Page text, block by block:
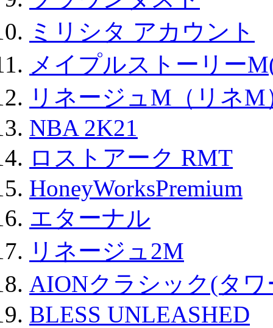
ミリシタ アカウント
メイプルストーリー
リネージュM（リネM
NBA 2K21
ロストアーク RMT
HoneyWorksPremium
エターナル
リネージュ2M
AIONクラシック(タ
BLESS UNLEASHED